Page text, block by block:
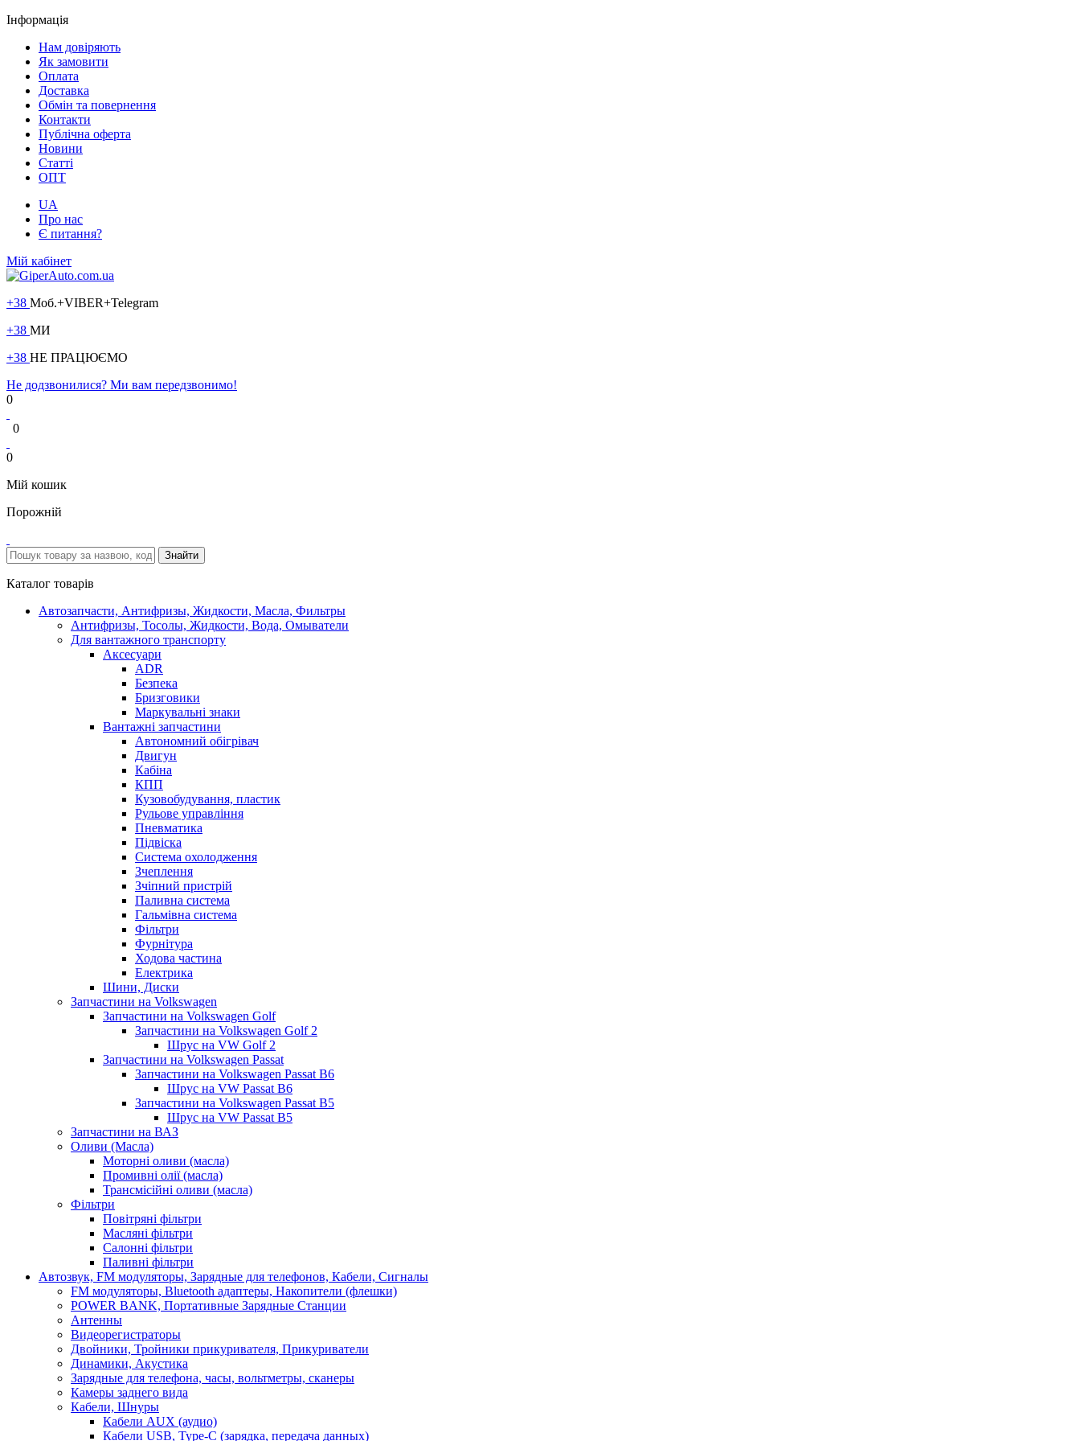
Інформація
Нам довіряють
Як замовити
Оплата
Доставка
Обмін та повернення
Контакти
Публічна оферта
Новини
Статті
ОПТ
UA
Про нас
Є питання?
Мій кабінет
+38 Моб.+VIBER+Telegram
+38 МИ
+38 НЕ ПРАЦЮЄМО
Не додзвонилися? Ми вам передзвонимо!
0
0
0
Мій кошик
Порожній
Каталог товарів
Автозапчасти, Антифризы, Жидкости, Масла, Фильтры
Антифризы, Тосолы, Жидкости, Вода, Омыватели
Для вантажного транспорту
Аксесуари
ADR
Безпека
Бризговики
Маркувальні знаки
Вантажні запчастини
Автономний обігрівач
Двигун
Кабіна
КПП
Кузовобудування, пластик
Рульове управління
Пневматика
Підвіска
Система охолодження
Зчеплення
Зчіпний пристрій
Паливна система
Гальмівна система
Фільтри
Фурнітура
Ходова частина
Електрика
Шини, Диски
Запчастини на Volkswagen
Запчастини на Volkswagen Golf
Запчастини на Volkswagen Golf 2
Шрус на VW Golf 2
Запчастини на Volkswagen Passat
Запчастини на Volkswagen Passat B6
Шрус на VW Passat B6
Запчастини на Volkswagen Passat B5
Шрус на VW Passat B5
Запчастини на ВАЗ
Оливи (Масла)
Моторні оливи (масла)
Промивні олії (масла)
Трансмісійні оливи (масла)
Фільтри
Повітряні фільтри
Масляні фільтри
Салонні фільтри
Паливні фільтри
Автозвук, FM модуляторы, Зарядные для телефонов, Кабели, Сигналы
FM модуляторы, Bluetooth адаптеры, Накопители (флешки)
POWER BANK, Портативные Зарядные Станции
Антенны
Видеорегистраторы
Двойники, Тройники прикуривателя, Прикуриватели
Динамики, Акустика
Зарядные для телефона, часы, вольтметры, сканеры
Камеры заднего вида
Кабели, Шнуры
Кабели AUX (аудио)
Кабели USB, Type-C (зарядка, передача данных)